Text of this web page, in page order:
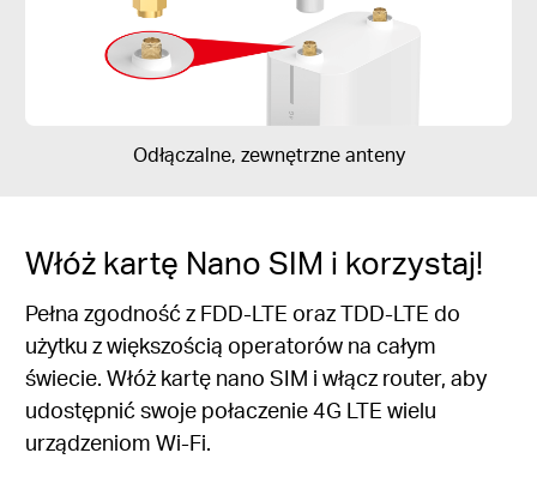
Odłączalne, zewnętrzne anteny
Włóż kartę Nano SIM i korzystaj!
Pełna zgodność z FDD-LTE oraz TDD-LTE do
użytku z większością operatorów na całym
świecie. Włóż kartę nano SIM i włącz router, aby
udostępnić swoje połaczenie 4G LTE wielu
urządzeniom Wi-Fi.